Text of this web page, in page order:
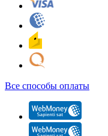
Все способы оплаты